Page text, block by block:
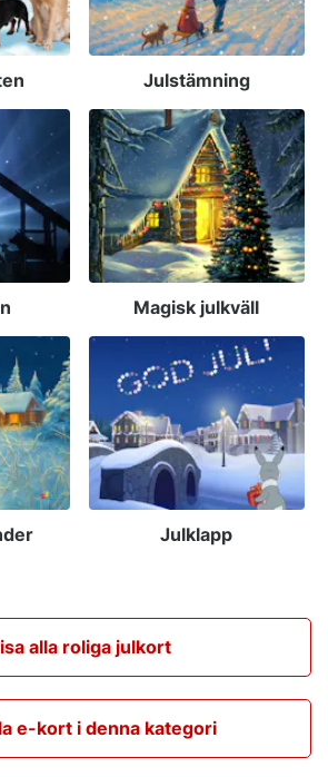
Julstämning
Magisk julkväll
Julklapp
alla roliga julkort
e-kort i denna kategori